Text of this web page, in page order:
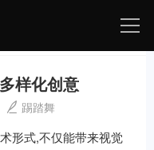
样化创意
踢踏舞
形式,不仅能带来视觉